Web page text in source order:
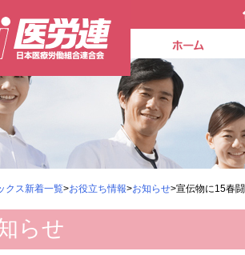
クス新着一覧>お役立ち情報>お知らせ>宣伝物に15春
らせ